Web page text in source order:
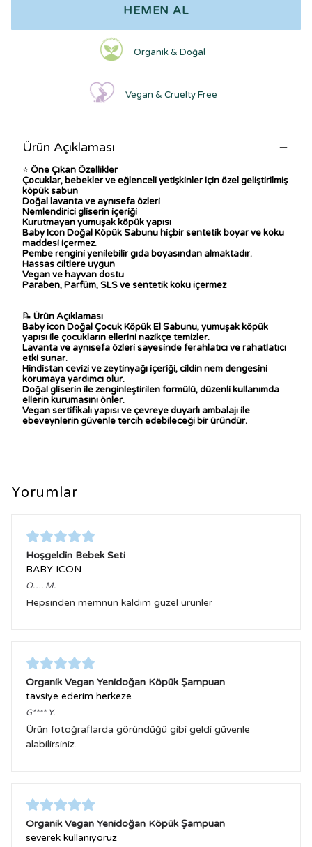
HEMEN AL
Organik & Doğal
Vegan & Cruelty Free
Ürün Açıklaması
⭐Öne Çıkan Özellikler
Çocuklar, bebekler ve eğlenceli yetişkinler için özel geliştirilmiş
köpük sabun
Doğal lavanta ve aynısefa özleri
Nemlendirici gliserin içeriği
Kurutmayan yumuşak köpük yapısı
Baby Icon Doğal Köpük Sabunu hiçbir sentetik boyar ve koku
maddesi içermez.
Pembe rengini yenilebilir gıda boyasından almaktadır.
Hassas ciltlere uygun
Vegan ve hayvan dostu
Paraben, Parfüm, SLS ve sentetik koku içermez
📝 Ürün Açıklaması
Baby icon Doğal Çocuk Köpük El Sabunu, yumuşak köpük
yapısı ile çocukların ellerini nazikçe temizler.
Lavanta ve aynısefa özleri sayesinde ferahlatıcı ve rahatlatıcı
etki sunar.
Hindistan cevizi ve zeytinyağı içeriği, cildin nem dengesini
korumaya yardımcı olur.
Doğal gliserin ile zenginleştirilen formülü, düzenli kullanımda
ellerin kurumasını önler.
Vegan sertifikalı yapısı ve çevreye duyarlı ambalajı ile
ebeveynlerin güvenle tercih edebileceği bir üründür.
Yorumlar
Hoşgeldin Bebek Seti
BABY ICON
O…. M.
Hepsinden memnun kaldım güzel ürünler
Organik Vegan Yenidoğan Köpük Şampuan
tavsiye ederim herkeze
G**** Y.
Ürün fotoğraflarda göründüğü gibi geldi güvenle
alabilirsiniz.
Organik Vegan Yenidoğan Köpük Şampuan
severek kullanıyoruz